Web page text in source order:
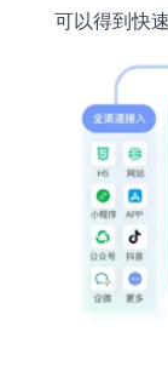
可以得到快